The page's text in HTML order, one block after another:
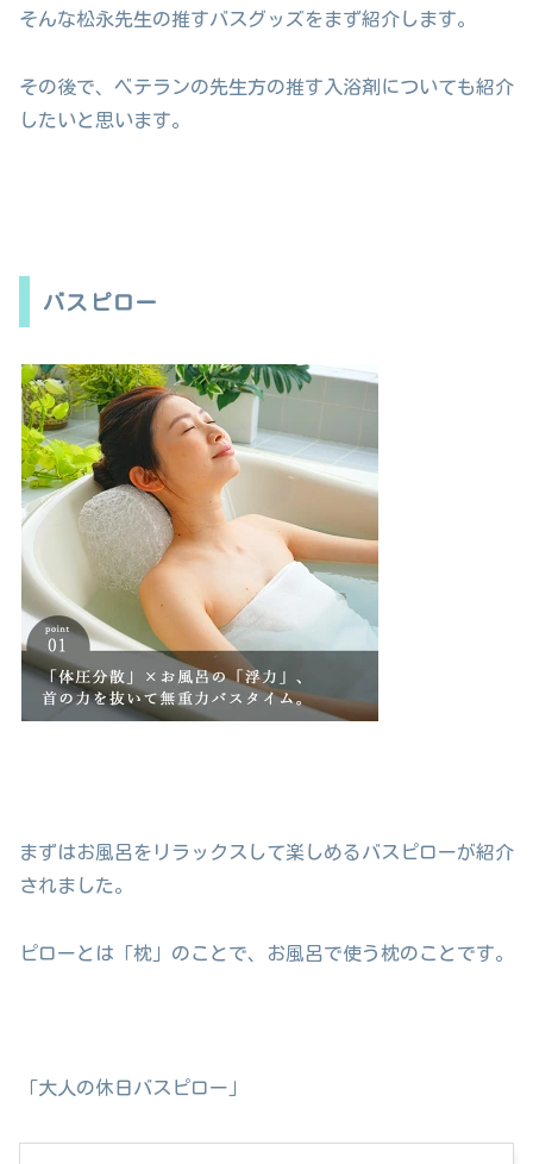
そんな松永先生の推すバスグッズをまず紹介します。
その後で、ベテランの先生方の推す入浴剤についても紹介
したいと思います。
バスピロー
まずはお風呂をリラックスして楽しめるバスピローが紹介
されました。
ピローとは「枕」のことで、お風呂で使う枕のことです。
「大人の休日バスピロー」